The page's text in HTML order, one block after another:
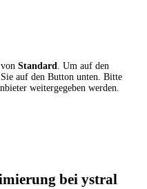
Standard . Um auf den
auf den Button unten. Bitte
weitergegeben werden.
bei ystral